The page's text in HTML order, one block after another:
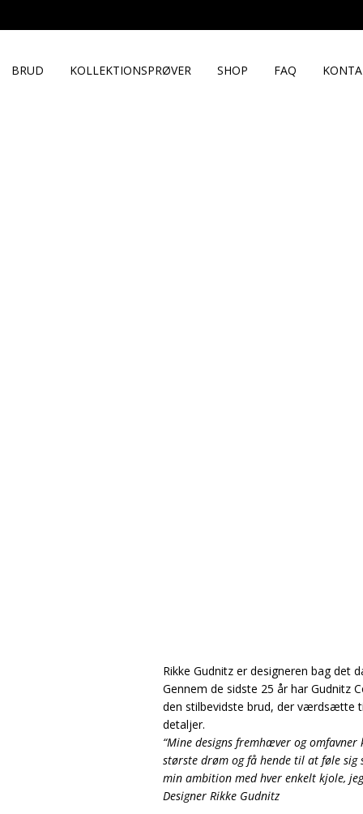
BRUD KOLLEKTIONSPRØVER SHOP FAQ
Rikke Gudnitz er designeren bag det
Gennem de sidste 25 år har Gudnitz
den stilbevidste brud, der værdsætte
detaljer.
“Mine designs fremhæver og
største drøm og få hende til at føle sig
min ambition med hver enkelt kjole,
Designer Rikke Gudnitz